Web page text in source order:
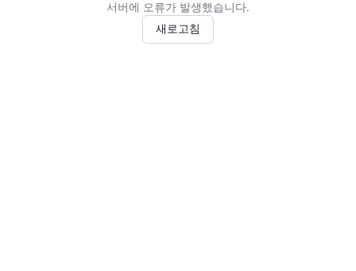
서버에 오류가 발생했습니다.
새로고침